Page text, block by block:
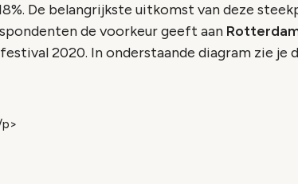
De belangrijkste uitkomst van deze
de voorkeur geeft aan
2020. In onderstaande diagram zie